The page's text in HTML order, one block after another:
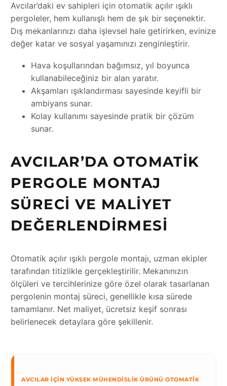
Avcılar’daki ev sahipleri için otomatik açılır ışıklı
pergoleler, hem kullanışlı hem de şık bir seçenektir.
Dış mekanlarınızı daha işlevsel hale getirirken, evinize
değer katar ve sosyal yaşamınızı zenginleştirir.
Hava koşullarından bağımsız, yıl boyunca
kullanabileceğiniz bir alan yaratır.
Akşamları ışıklandırması sayesinde keyifli bir
ambiyans sunar.
Kolay kullanımı sayesinde pratik bir çözüm
sunar.
AVCILAR’DA OTOMATIK
PERGOLE MONTAJ
SÜRECI VE MALIYET
DEĞERLENDIRMESI
Otomatik açılır ışıklı pergole montajı, uzman ekipler
tarafından titizlikle gerçekleştirilir. Mekanınızın
ölçüleri ve tercihlerinize göre özel olarak tasarlanan
pergolenin montaj süreci, genellikle kısa sürede
tamamlanır. Net maliyet, ücretsiz keşif sonrası
belirlenecek detaylara göre şekillenir.
AVCILAR İÇIN YÜKSEK MÜHENDISLIK ÜRÜNÜ OTOMATIK